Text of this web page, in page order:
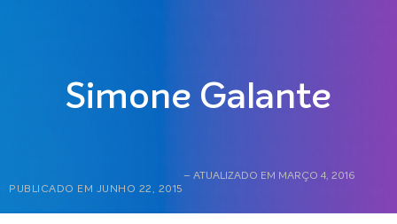
Simone Galante
PUBLICADO EM JUNHO 22, 2015
– ATUALIZADO EM MARÇO 4, 2016